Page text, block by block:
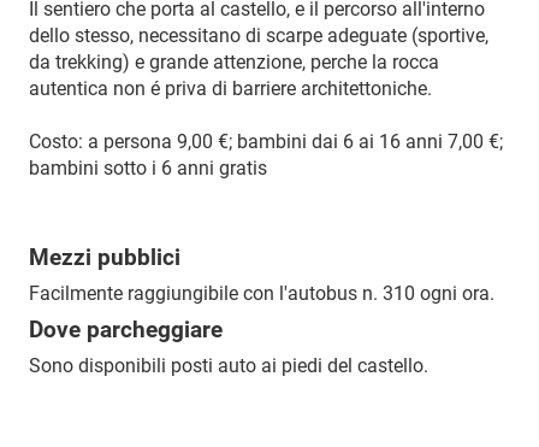
Il sentiero che porta al castello, e il percorso all'interno
dello stesso, necessitano di scarpe adeguate (sportive,
da trekking) e grande attenzione, perche la rocca
autentica non é priva di barriere architettoniche.
Costo: a persona 9,00 €; bambini dai 6 ai 16 anni 7,00 €;
bambini sotto i 6 anni gratis
Mezzi pubblici
Facilmente raggiungibile con l'autobus n. 310 ogni ora.
Dove parcheggiare
Sono disponibili posti auto ai piedi del castello.